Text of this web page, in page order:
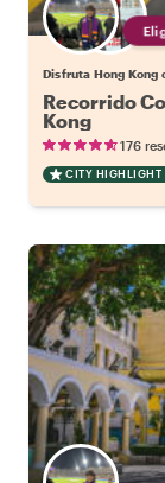
Disfruta Hong Kong
Recorrido
Kong
176
CITY HIGHLIGHT